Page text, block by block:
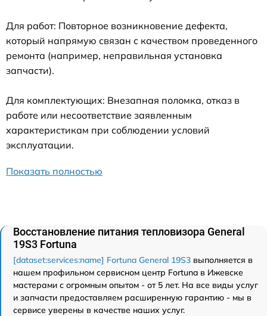
Для работ: Повторное возникновение дефекта,
который напрямую связан с качеством проведенного
ремонта (например, неправильная установка
запчасти).
Для комплектующих: Внезапная поломка, отказ в
работе или несоответствие заявленным
характеристикам при соблюдении условий
эксплуатации.
Показать полностью
Восстановление питания тепловизора General
19S3 Fortuna
[dataset:services:name] Fortuna General 19S3 выполняется в
нашем профильном сервисном центр Fortuna в Ижевске
мастерами с огромным опытом - от 5 лет. На все виды услуг
и запчасти предоставляем расширенную гарантию - мы в
сервисе уверены в качестве наших услуг.